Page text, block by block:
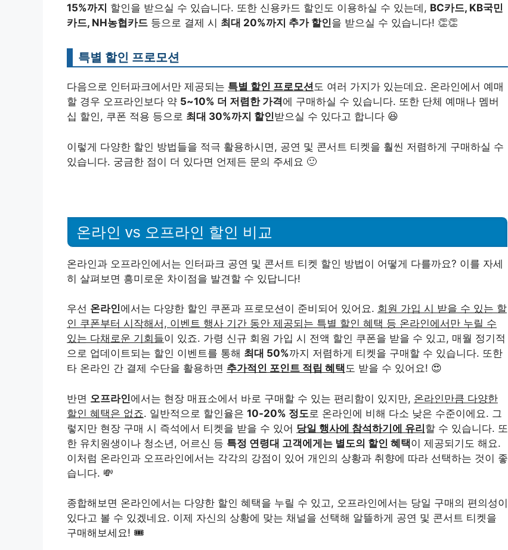
15%까지 할인을 받으실 수 있습니다. 또한 신용카드 할인도 이용하실 수 있는데, BC카드, KB국민
카드, NH농협카드 등으로 결제 시 최대 20%까지 추가 할인을 받으실 수 있습니다! 👏👏
특별 할인 프로모션
다음으로 인터파크에서만 제공되는 특별 할인 프로모션도 여러 가지가 있는데요. 온라인에서 예매
할 경우 오프라인보다 약 5~10% 더 저렴한 가격에 구매하실 수 있습니다. 또한 단체 예매나 멤버
십 할인, 쿠폰 적용 등으로 최대 30%까지 할인받으실 수 있다고 합니다 😆
이렇게 다양한 할인 방법들을 적극 활용하시면, 공연 및 콘서트 티켓을 훨씬 저렴하게 구매하실 수
있습니다. 궁금한 점이 더 있다면 언제든 문의 주세요 🙂
온라인 vs 오프라인 할인 비교
온라인과 오프라인에서는 인터파크 공연 및 콘서트 티켓 할인 방법이 어떻게 다를까요? 이를 자세
히 살펴보면 흥미로운 차이점을 발견할 수 있답니다!
우선 온라인에서는 다양한 할인 쿠폰과 프로모션이 준비되어 있어요. 회원 가입 시 받을 수 있는 할
인 쿠폰부터 시작해서, 이벤트 행사 기간 동안 제공되는 특별 할인 혜택 등 온라인에서만 누릴 수
있는 다채로운 기회들이 있죠. 가령 신규 회원 가입 시 전액 할인 쿠폰을 받을 수 있고, 매월 정기적
으로 업데이트되는 할인 이벤트를 통해 최대 50%까지 저렴하게 티켓을 구매할 수 있습니다. 또한
타 온라인 간 결제 수단을 활용하면 추가적인 포인트 적립 혜택도 받을 수 있어요! 😍
반면 오프라인에서는 현장 매표소에서 바로 구매할 수 있는 편리함이 있지만, 온라인만큼 다양한
할인 혜택은 없죠. 일반적으로 할인율은 10-20% 정도 로 온라인에 비해 다소 낮은 수준이에요. 그
렇지만 현장 구매 시 즉석에서 티켓을 받을 수 있어 당일 행사에 참석하기에 유리할 수 있습니다. 또
한 유치원생이나 청소년, 어르신 등 특정 연령대 고객에게는 별도의 할인 혜택이 제공되기도 해요.
이처럼 온라인과 오프라인에서는 각각의 강점이 있어 개인의 상황과 취향에 따라 선택하는 것이 좋
습니다. 💸
종합해보면 온라인에서는 다양한 할인 혜택을 누릴 수 있고, 오프라인에서는 당일 구매의 편의성이
있다고 볼 수 있겠네요. 이제 자신의 상황에 맞는 채널을 선택해 알뜰하게 공연 및 콘서트 티켓을
구매해보세요! 🎟️